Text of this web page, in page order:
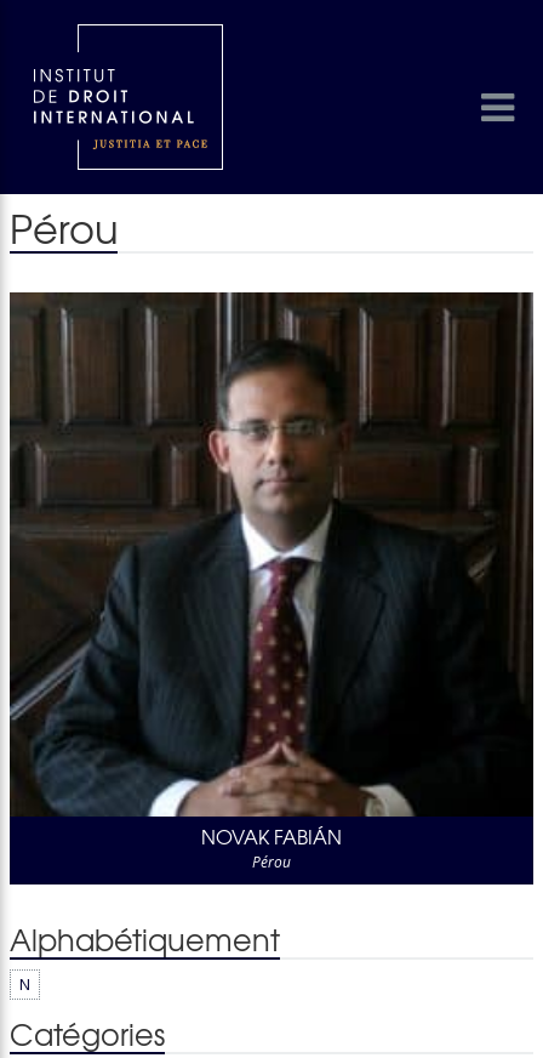
Pérou
NOVAK FABIÁN
Pérou
Alphabétiquement
N
Catégories